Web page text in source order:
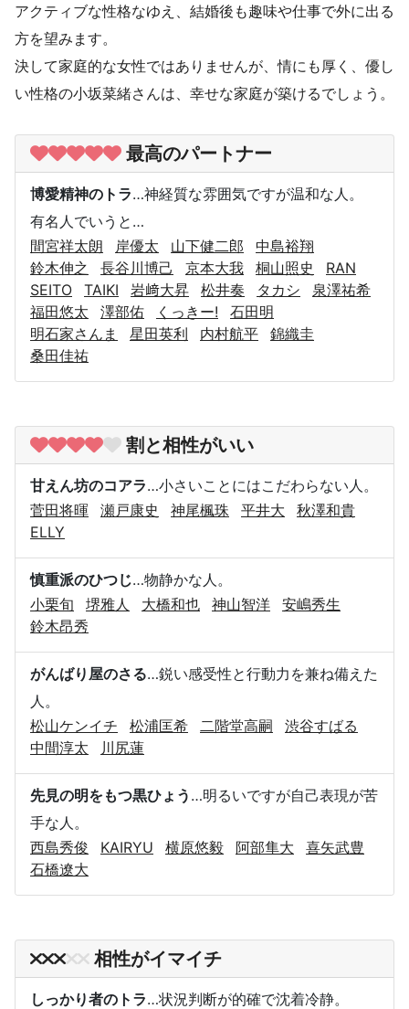
アクティブな性格なゆえ、結婚後も趣味や仕事で外に出る
方を望みます。
決して家庭的な女性ではありませんが、情にも厚く、優し
い性格の小坂菜緒さんは、幸せな家庭が築けるでしょう。
最高のパートナー
博愛精神のトラ…神経質な雰囲気ですが温和な人。
有名人でいうと…
間宮祥太朗
岸優太 山下健二郎
中島裕翔
鈴木伸之
長谷川博己 京本大我 桐山照史
RAN
SEITO
TAIKI 岩﨑大昇 松井奏 タカシ
泉澤祐希
福田悠太
澤部佑 くっきー!
石田明
明石家さんま
星田英利 内村航平
錦織圭
桑田佳祐
割と相性がいい
甘えん坊のコアラ…小さいことにはこだわらない人。
菅田将暉
瀬戸康史 神尾楓珠 平井大
秋澤和貴
ELLY
慎重派のひつじ…物静かな人。
小栗旬
堺雅人 大橋和也 神山智洋
安嶋秀生
鈴木昂秀
がんばり屋のさる…鋭い感受性と行動力を兼ね備えた
人。
松山ケンイチ
松浦匡希 二階堂高嗣
渋谷すばる
中間淳太
川尻蓮
先見の明をもつ黒ひょう …明るいですが自己表現が苦
手な人。
西島秀俊
KAIRYU 横原悠毅 阿部隼大
喜矢武豊
石橋遼大
相性がイマイチ
しっかり者のトラ…状況判断が的確で沈着冷静。